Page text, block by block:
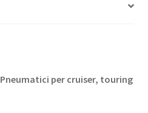
per cruiser, touring